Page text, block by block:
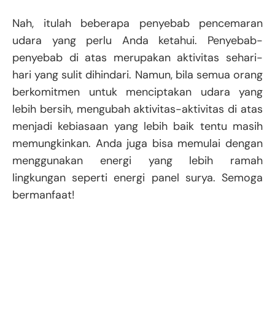
Nah, itulah beberapa penyebab pencemaran
udara yang perlu Anda ketahui. Penyebab-
penyebab di atas merupakan aktivitas sehari-
hari yang sulit dihindari. Namun, bila semua orang
berkomitmen untuk menciptakan udara yang
lebih bersih, mengubah aktivitas-aktivitas di atas
menjadi kebiasaan yang lebih baik tentu masih
memungkinkan. Anda juga bisa memulai dengan
menggunakan energi yang lebih ramah
lingkungan seperti energi panel surya. Semoga
bermanfaat!